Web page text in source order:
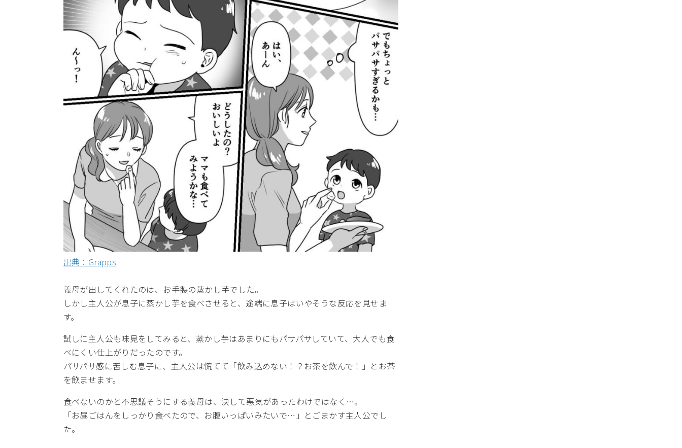
出典：Grapps
義母が出してくれたのは、お手製の蒸かし芋でした。
しかし主人公が息子に蒸かし芋を食べさせると、途端に息子はいやそうな反応を見せま
す。
試しに主人公も味見をしてみると、蒸かし芋はあまりにもパサパサしていて、大人でも食
べにくい仕上がりだったのです。
パサパサ感に苦しむ息子に、主人公は慌てて「飲み込めない！？お茶を飲んで！」とお茶
を飲ませます。
食べないのかと不思議そうにする義母は、決して悪気があったわけではなく…。
「お昼ごはんをしっかり食べたので、お腹いっぱいみたいで…」とごまかす主人公でし
た。